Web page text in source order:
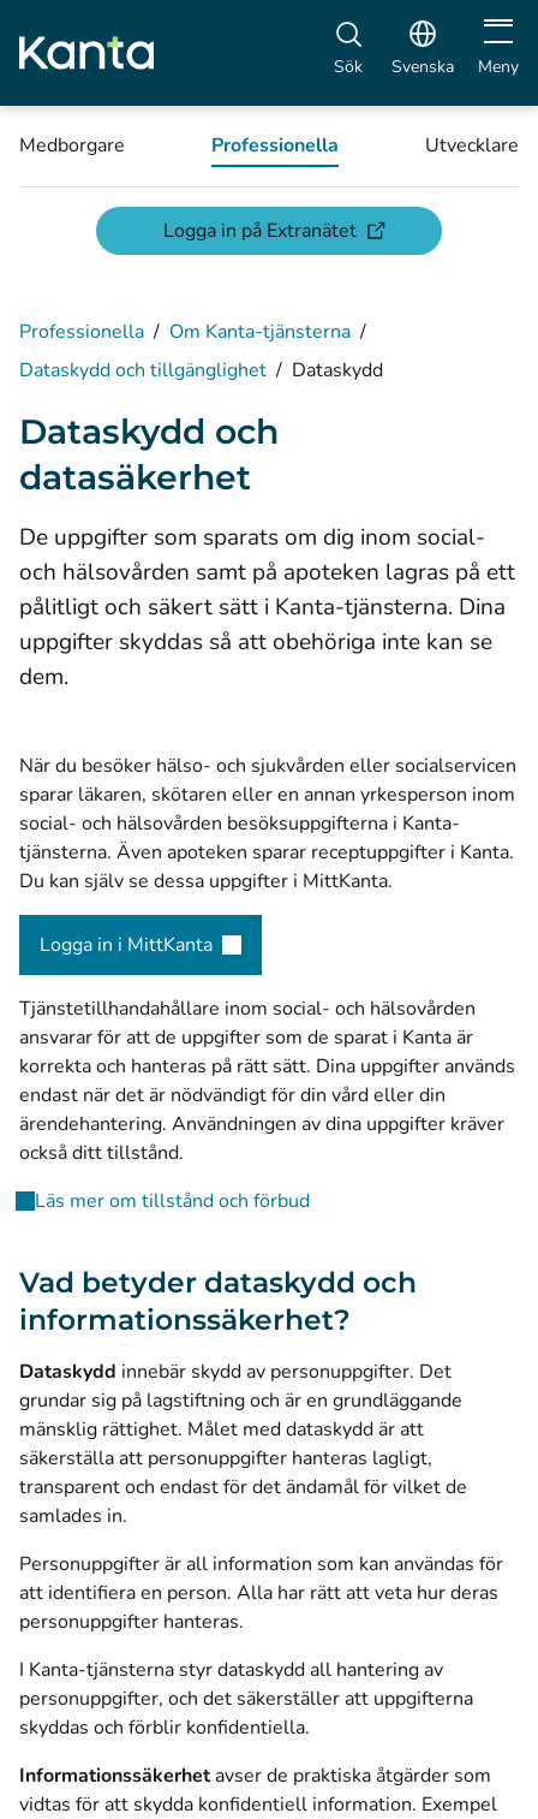
Sök Svenska Öppna
Meny
Medborgare Professionella Utvecklare
Logga in på Extranätet(öppnas i ett nytt
Professionella / Om Kanta-tjänsterna /
Dataskydd och tillgänglighet / Dataskydd
Dataskydd och
datasäkerhet
De uppgifter som sparats om dig inom social-
och hälsovården samt på apoteken lagras på ett
pålitligt och säkert sätt i Kanta-tjänsterna. Dina
uppgifter skyddas så att obehöriga inte kan se
dem.
När du besöker hälso- och sjukvården eller socialservicen
sparar läkaren, skötaren eller en annan yrkesperson inom
social- och hälsovården besöksuppgifterna i Kanta-
tjänsterna. Även apoteken sparar receptuppgifter i Kanta.
Du kan själv se dessa uppgifter i MittKanta.
Logga in i MittKanta(öppnas i ett nytt fönster)
Tjänstetillhandahållare inom social- och hälsovården
ansvarar för att de uppgifter som de sparat i Kanta är
korrekta och hanteras på rätt sätt. Dina uppgifter används
endast när det är nödvändigt för din vård eller din
ärendehantering. Användningen av dina uppgifter kräver
också ditt tillstånd.
Läs mer om tillstånd och förbud
Vad betyder dataskydd och
informationssäkerhet?
Dataskydd innebär skydd av personuppgifter. Det
grundar sig på lagstiftning och är en grundläggande
mänsklig rättighet. Målet med dataskydd är att
säkerställa att personuppgifter hanteras lagligt,
transparent och endast för det ändamål för vilket de
samlades in.
Personuppgifter är all information som kan användas för
att identifiera en person. Alla har rätt att veta hur deras
personuppgifter hanteras.
I Kanta‑tjänsterna styr dataskydd all hantering av
personuppgifter, och det säkerställer att uppgifterna
skyddas och förblir konfidentiella.
Informationssäkerhetavser de praktiska åtgärder som
vidtas för att skydda konfidentiell information. Exempel